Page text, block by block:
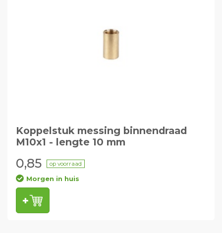
Koppelstuk messing binnendraad
M10x1 - lengte 10 mm
0,85 op voorraad
Morgen in huis